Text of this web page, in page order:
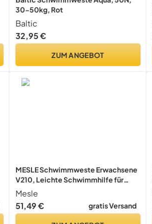
30-50kg, Rot
Baltic
32,95 €
ZUM ANGEBOT
MESLE Schwimmweste Erwachsene
V210, Leichte Schwimmhilfe für
Herren & Damen, 50N
Auftriebsweste Sup, Schwimmen,
Kajak, Prallschutzweste Wakeboard,
Mesle
51,49 €
gratis Versand